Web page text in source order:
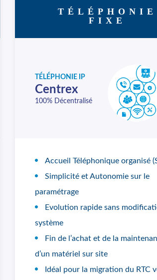
TÉLÉPHONIE
FIXE
TÉLÉPHONIE IP
Centrex
100% Décentralisé
Accueil Téléphonique organisé
Simplicité et Autonomie sur le
paramétrage
Evolution rapide sans
système
Fin de l’achat et de la
d’un matériel sur site
Idéal pour la migration du RTC